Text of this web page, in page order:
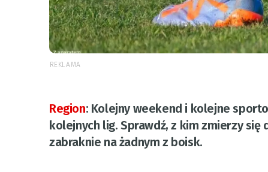
REKLAMA
Region: Kolejny weekend i kolejne
kolejnych lig. Sprawdź, z kim zmierzy
zabraknie na żadnym z boisk.